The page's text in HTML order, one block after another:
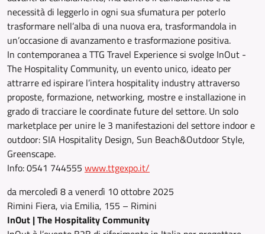
necessità di leggerlo in ogni sua sfumatura per poterlo
trasformare nell’alba di una nuova era, trasformandola in
un’occasione di avanzamento e trasformazione positiva.
In contemporanea a TTG Travel Experience si svolge InOut -
The Hospitality Community, un evento unico, ideato per
attrarre ed ispirare l’intera hospitality industry attraverso
proposte, formazione, networking, mostre e installazione in
grado di tracciare le coordinate future del settore. Un solo
marketplace per unire le 3 manifestazioni del settore indoor e
outdoor: SIA Hospitality Design, Sun Beach&Outdoor Style,
Greenscape.
Info: 0541 744555 www.ttgexpo.it/
da mercoledì 8 a venerdì 10 ottobre 2025
Rimini Fiera, via Emilia, 155 – Rimini
InOut | The Hospitality Community